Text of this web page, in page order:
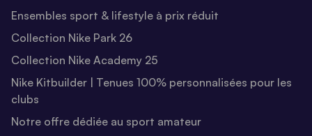
Ensembles sport & lifestyle à prix réduit
Collection Nike Park 26
Collection Nike Academy 25
Nike Kitbuilder | Tenues 100% personnalisées pour les
clubs
Notre offre dédiée au sport amateur